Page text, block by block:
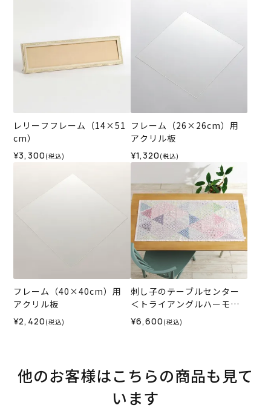
レリーフフレーム（14×51
cm）
¥3,300 (税込)
フレーム（26×26cm）用
アクリル板
¥1,320 (税込)
フレーム（40×40cm）用
アクリル板
¥2,420 (税込)
刺し子のテーブルセンター
＜トライアングルハーモニ
ー＞
¥6,600 (税込)
他のお客様はこちらの商品も見て
います